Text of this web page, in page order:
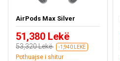
AirPods Max Silver
51,380 Lekë
53,320 Lekë -1,940 LEKË
Pothuajse i shitur